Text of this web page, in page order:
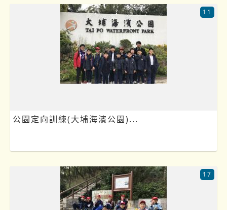
公園定向訓練(大埔海濱公園)...
11
17